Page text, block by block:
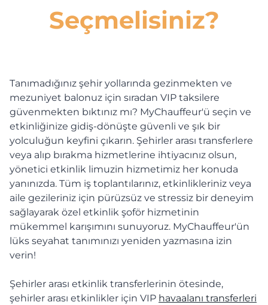
Seçmelisiniz?
Tanımadığınız şehir yollarında gezinmekten ve
mezuniyet balonuz için sıradan VIP taksilere
güvenmekten bıktınız mı? MyChauffeur'ü seçin ve
etkinliğinize gidiş-dönüşte güvenli ve şık bir
yolculuğun keyfini çıkarın. Şehirler arası transferlere
veya alıp bırakma hizmetlerine ihtiyacınız olsun,
yönetici etkinlik limuzin hizmetimiz her konuda
yanınızda. Tüm iş toplantılarınız, etkinlikleriniz veya
aile gezileriniz için pürüzsüz ve stressiz bir deneyim
sağlayarak özel etkinlik şoför hizmetinin
mükemmel karışımını sunuyoruz. MyChauffeur'ün
lüks seyahat tanımınızı yeniden yazmasına izin
verin!
Şehirler arası etkinlik transferlerinin ötesinde,
şehirler arası etkinlikler için VIP havaalanı transferleri